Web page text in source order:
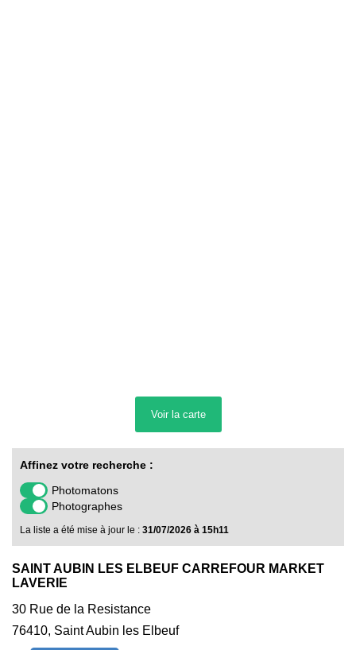
Voir la carte
Affinez votre recherche :
Photomatons
Photographes
La liste a été mise à jour le : 31/07/2026 à 15h11
SAINT AUBIN LES ELBEUF CARREFOUR MARKET
LAVERIE
30 Rue de la Resistance
76410, Saint Aubin les Elbeuf